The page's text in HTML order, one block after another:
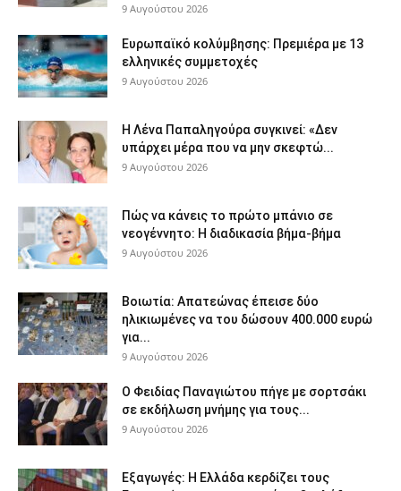
9 Αυγούστου 2026
Ευρωπαϊκό κολύμβησης: Πρεμιέρα με 13
ελληνικές συμμετοχές
9 Αυγούστου 2026
Η Λένα Παπαληγούρα συγκινεί: «Δεν
υπάρχει μέρα που να μην σκεφτώ...
9 Αυγούστου 2026
Πώς να κάνεις το πρώτο μπάνιο σε
νεογέννητο: Η διαδικασία βήμα-βήμα
9 Αυγούστου 2026
Βοιωτία: Απατεώνας έπεισε δύο
ηλικιωμένες να του δώσουν 400.000 ευρώ
για...
9 Αυγούστου 2026
Ο Φειδίας Παναγιώτου πήγε με σορτσάκι
σε εκδήλωση μνήμης για τους...
9 Αυγούστου 2026
Εξαγωγές: Η Ελλάδα κερδίζει τους